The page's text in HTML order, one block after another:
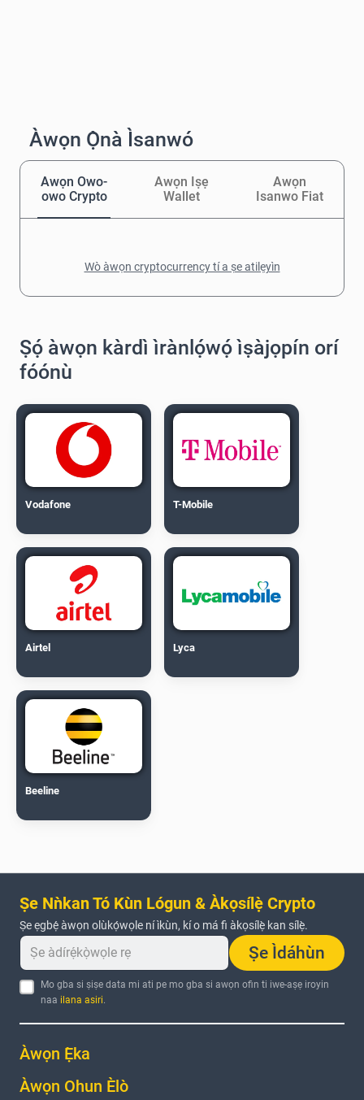
Àwọn Ọ̀nà Ìsanwó
Awọn Owo-
owo Crypto
Awọn Iṣẹ
Wallet
Awọn
Isanwo Fiat
Wò àwọn cryptocurrency tí a ṣe atilẹyìn
Ṣọ́ àwọn kàrdì ìrànlọ́wọ́ ìṣàjọpín orí
fóónù
Vodafone T-Mobile
Airtel Lyca
Beeline
Ṣe Nǹkan Tó Kùn Lógun & Àkọsílẹ̀ Crypto
Ṣe ẹgbẹ́ àwọn olùkọ́wọle ní ìkùn, kí o má fi àkọsílẹ̀ kan sílẹ̀.
Ṣe Ìdáhùn
Mo gba si ṣiṣe data mi ati pe mo gba si awọn ofin ti iwe-aṣẹ iroyin
naa ilana asiri.
Àwọn Ẹ̀ka
Àwọn Ohun Èlò